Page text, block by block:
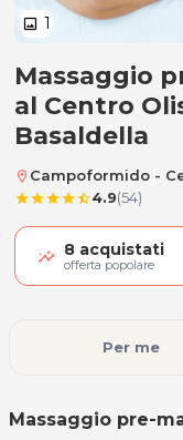
image 1
Massaggio
al Centro
Basaldella
location_on Campoformido -
starstarstarstarstar_half4.9(54)
8 acquistati
offerta popolare
Massaggio pre-
Per me